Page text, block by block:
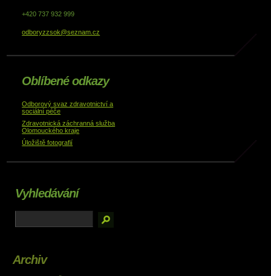
+420 737 932 999
odboryzzsok@seznam.cz
Oblíbené odkazy
Odborový svaz zdravotnictví a
sociální péče
Zdravotnická záchranná služba
Olomouckého kraje
Úložiště fotografií
Vyhledávání
Archiv